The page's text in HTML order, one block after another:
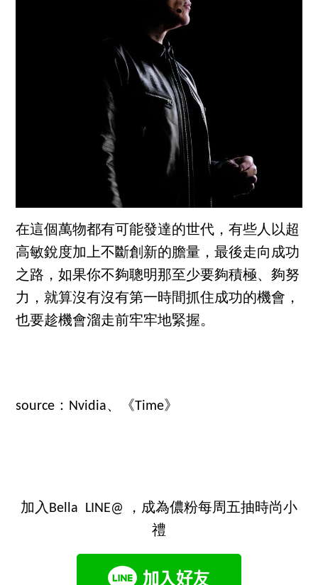
在這個萬物都有可能發達的世代，有些人以超
高敏銳度加上不斷創新的膽量，最後走向成功
之路，如果你不夠聰明那至少要夠積極、夠努
力，就算沒有沒有第一時間抓住成功的機會，
也要趁機會溜走前牢牢地緊握。
source：Nvidia、《Time》
加入Bella LINE@ ，成為儂粉每周五抽時尚小
禮